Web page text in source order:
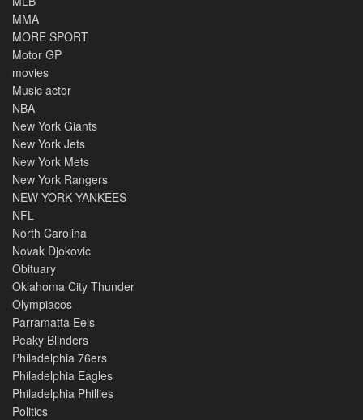
MMA
MORE SPORT
Motor GP
movies
Music actor
NBA
New York Giants
New York Jets
New York Mets
New York Rangers
NEW YORK YANKEES
NFL
North Carolina
Novak Djokovic
Obituary
Oklahoma City Thunder
Olympiacos
Parramatta Eels
Peaky Blinders
Philadelphia 76ers
Philadelphia Eagles
Philadelphia Phillies
Politics